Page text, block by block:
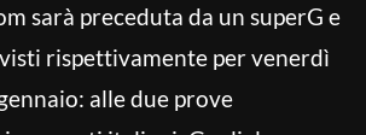
sarà preceduta da un superG e
rispettivamente per venerdì
alle due prove